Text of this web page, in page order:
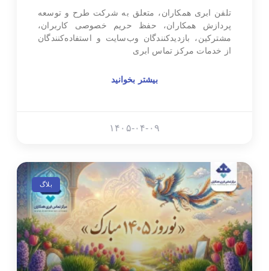
تلفن ابری همکاران، متعلق به شرکت طرح و توسعه
پردازش همکاران، حفظ حریم خصوصی کاربران،
مشترکین، بازدیدکنندگان وب‌سایت و استفاده‌کنندگان
از خدمات مرکز تماس ابری
بیشتر بخوانید
۱۴۰۵-۰۴-۰۹
بلاگ